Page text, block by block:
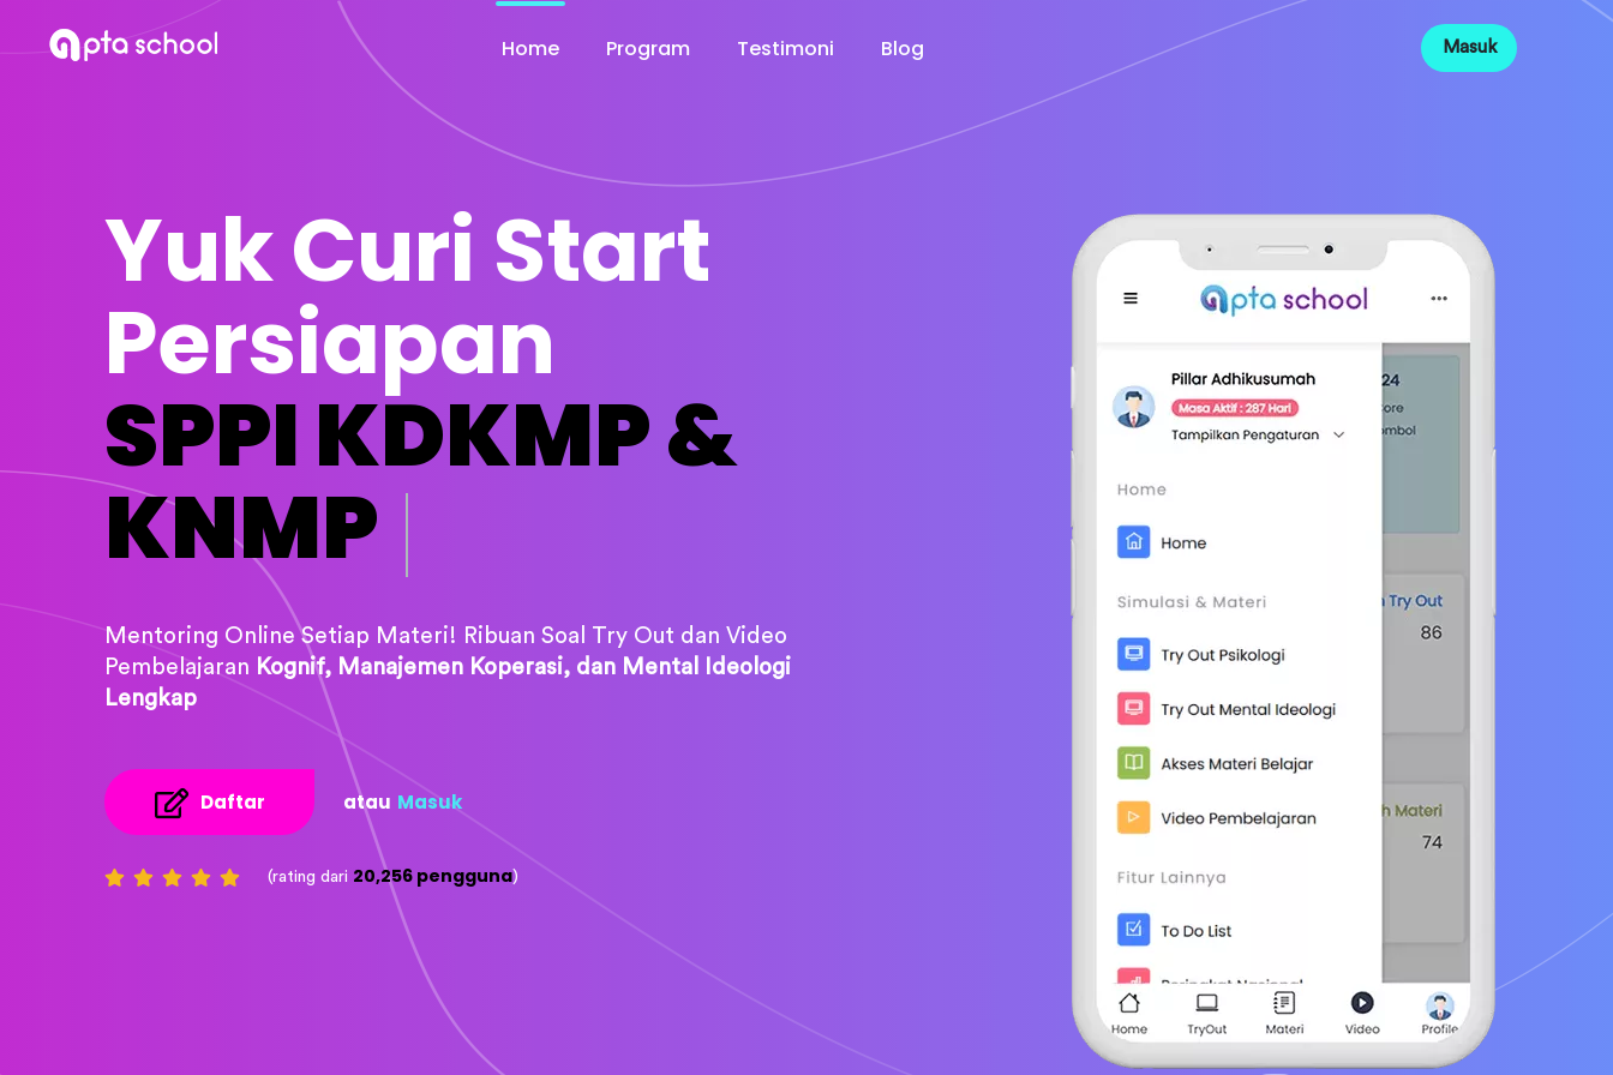
Home Program Testimoni Blog Masuk
Yuk Curi Start
Persiapan
SPPI KDKMP &
KNMP
Mentoring Online Setiap Materi! Ribuan Soal Try Out dan Video
Pembelajaran Kognif, Manajemen Koperasi, dan Mental Ideologi
Lengkap
Daftar atau Masuk
(rating dari 20,256 pengguna)